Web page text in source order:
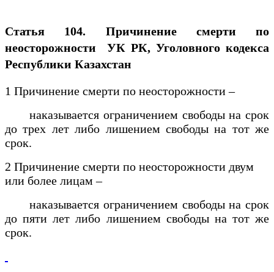
Статья 104. Причинение смерти по
неосторожности УК РК, Уголовного кодекса
Республики Казахстан
1 Причинение смерти по неосторожности –
наказывается ограничением свободы на срок
до трех лет либо лишением свободы на тот же
срок.
2 Причинение смерти по неосторожности двум
или более лицам –
наказывается ограничением свободы на срок
до пяти лет либо лишением свободы на тот же
срок.